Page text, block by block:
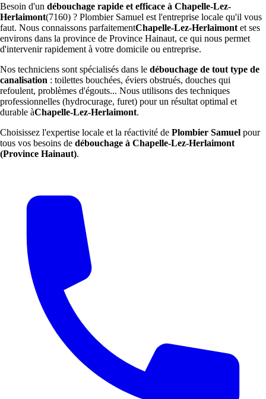
Besoin d'un débouchage rapide et efficace à Chapelle-Lez-
Herlaimont(7160) ? Plombier Samuel est l'entreprise locale qu'il vous
faut. Nous connaissons parfaitementChapelle-Lez-Herlaimont et ses
environs dans la province de Province Hainaut, ce qui nous permet
d'intervenir rapidement à votre domicile ou entreprise.
Nos techniciens sont spécialisés dans le débouchage de tout type de
canalisation : toilettes bouchées, éviers obstrués, douches qui
refoulent, problèmes d'égouts... Nous utilisons des techniques
professionnelles (hydrocurage, furet) pour un résultat optimal et
durable àChapelle-Lez-Herlaimont.
Choisissez l'expertise locale et la réactivité de Plombier Samuel pour
tous vos besoins de débouchage à Chapelle-Lez-Herlaimont
(Province Hainaut).